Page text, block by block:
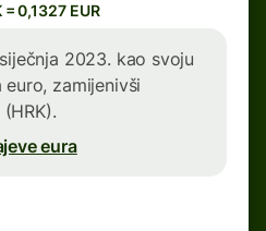
= 0,1327 EUR
2023. kao svoju
zamijenivši
eura